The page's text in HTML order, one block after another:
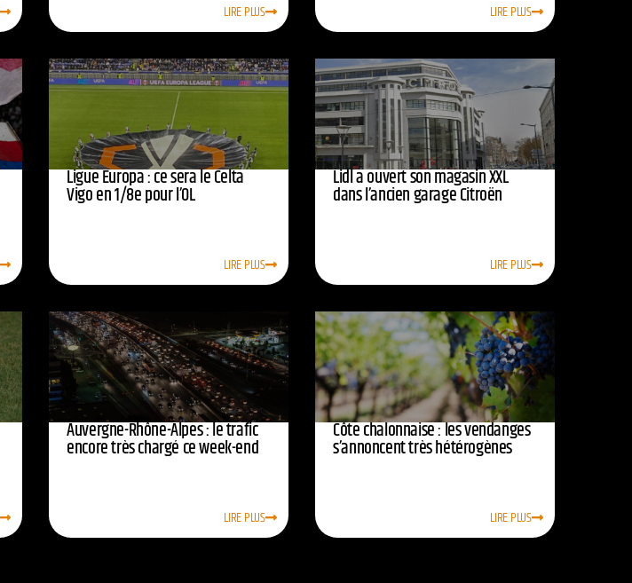
LIRE PLUS LIRE PLUS
Ligue Europa : ce sera le Celta
Vigo en 1/8e pour l’OL
LIRE PLUS
Lidl a ouvert son magasin XXL
dans l’ancien garage Citroën
LIRE PLUS
Auvergne-Rhône-Alpes : le trafic
encore très chargé ce week-end
LIRE PLUS
Côte chalonnaise : les vendanges
s’annoncent très hétérogènes
LIRE PLUS